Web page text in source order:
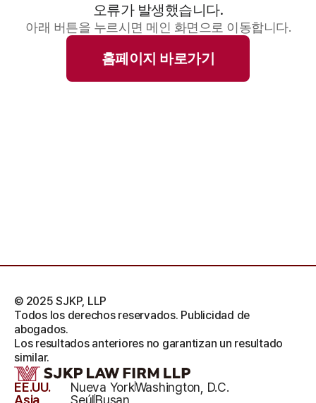
오류가 발생했습니다.
아래 버튼을 누르시면 메인 화면으로 이동합니다.
홈페이지 바로가기
EE.UU. Nueva YorkWashington, D.C.
© 2025 SJKP, LLP
Todos los derechos reservados. Publicidad de
abogados.
Los resultados anteriores no garantizan un resultado
similar.